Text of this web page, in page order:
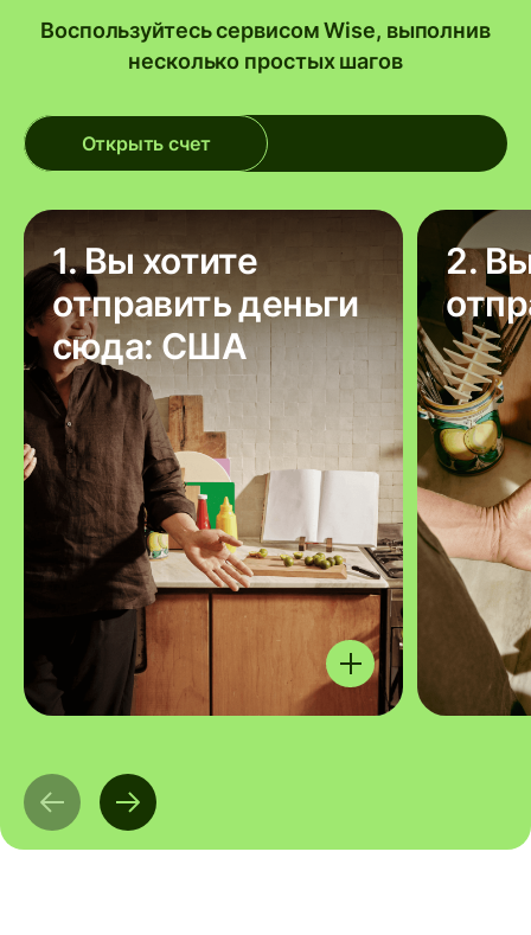
Воспользуйтесь сервисом Wise, выполнив
несколько простых шагов
Открыть счет
1. Вы хотите
отправить деньги
сюда: США
2.